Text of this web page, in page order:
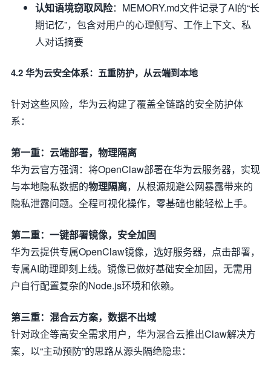
认知语境窃取风险：MEMORY.md文件记录了AI的“长
期记忆”，包含对用户的心理侧写、工作上下文、私
人对话摘要
4.2 华为云安全体系：五重防护，从云端到本地
针对这些风险，华为云构建了覆盖全链路的安全防护体
系：
第一重：云端部署，物理隔离
华为云官方强调：将OpenClaw部署在华为云服务器，实现
与本地隐私数据的物理隔离，从根源规避公网暴露带来的
隐私泄露问题。全程可视化操作，零基础也能轻松上手。
第二重：一键部署镜像，安全加固
华为云提供专属OpenClaw镜像，选好服务器，点击部署，
专属AI助理即刻上线。镜像已做好基础安全加固，无需用
户自行配置复杂的Node.js环境和依赖。
第三重：混合云方案，数据不出域
针对政企等高安全需求用户，华为混合云推出Claw解决方
案，以“主动预防”的思路从源头隔绝隐患：